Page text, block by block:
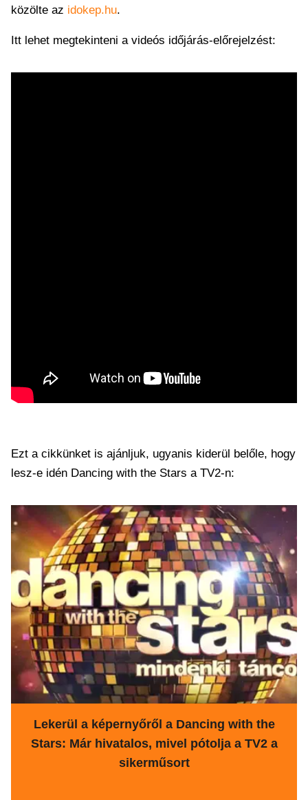
közölte az idokep.hu.
Itt lehet megtekinteni a videós időjárás-előrejelzést:
Ezt a cikkünket is ajánljuk, ugyanis kiderül belőle, hogy
lesz-e idén Dancing with the Stars a TV2-n:
Lekerül a képernyőről a Dancing with the
Stars: Már hivatalos, mivel pótolja a TV2 a
sikerműsort